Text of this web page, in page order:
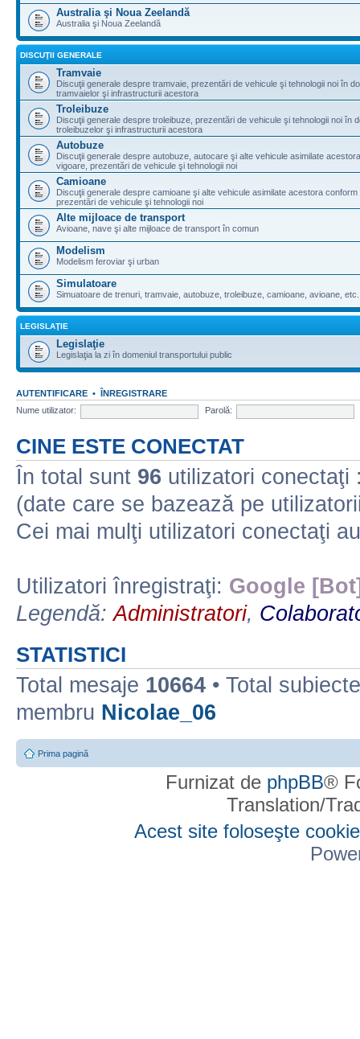
Australia şi Noua Zeelandă
Australia şi Noua Zeelandă
DISCUŢII GENERALE
Tramvaie
Discuţii generale despre tramvaie, prezentări de vehicule şi tehnologii noi în
tramvaielor şi infrastructurii acestora
Troleibuze
Discuţii generale despre troleibuze, prezentări de vehicule şi tehnologii noi în
troleibuzelor şi infrastructurii acestora
Autobuze
Discuţii generale despre autobuze, autocare şi alte vehicule asimilate
vigoare, prezentări de vehicule şi tehnologii noi
Camioane
Discuţii generale despre camioane şi alte vehicule asimilate acestora
prezentări de vehicule şi tehnologii noi
Alte mijloace de transport
Avioane, nave şi alte mijloace de transport în comun
Modelism
Modelism feroviar şi urban
Simulatoare
Simuatoare de trenuri, tramvaie, autobuze, troleibuze, camioane, avioane, etc.
LEGISLAŢIE
Legislaţie
Legislaţia la zi în domeniul transportului public
AUTENTIFICARE • ÎNREGISTRARE
Nume utilizator:
Parolă:
CINE ESTE CONECTAT
În total sunt 96 utilizatori conectaţi
(date care se bazează pe
Cei mai mulţi utilizatori conectaţi
Utilizatori înregistraţi: Google
Legendă:Administratori,
STATISTICI
Total mesaje 10664 • Total
membru Nicolae_06
Prima pagină
Furnizat de phpBB®
Translation/
Acest site foloseşte